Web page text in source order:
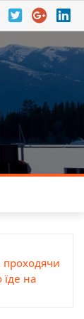
проходячи
їде на